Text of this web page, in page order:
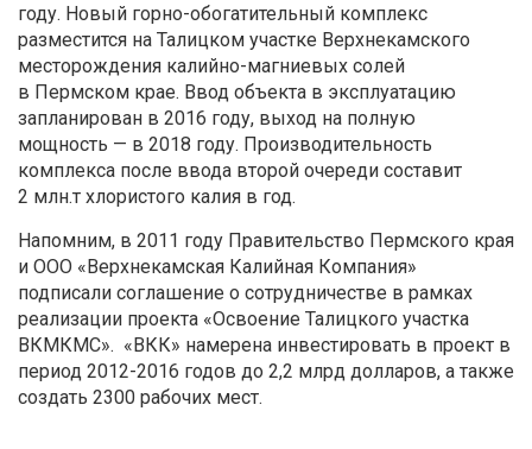
году. Новый горно-обогатительный комплекс
разместится на Талицком участке Верхнекамского
месторождения калийно-магниевых солей
в Пермском крае. Ввод объекта в эксплуатацию
запланирован в 2016 году, выход на полную
мощность — в 2018 году. Производительность
комплекса после ввода второй очереди составит
2 млн.т хлористого калия в год.
Напомним, в 2011 году Правительство Пермского края
и ООО «Верхнекамская Калийная Компания»
подписали соглашение о сотрудничестве в рамках
реализации проекта «Освоение Талицкого участка
ВКМКМС». «ВКК» намерена инвестировать в проект в
период 2012-2016 годов до 2,2 млрд долларов, а также
создать 2300 рабочих мест.